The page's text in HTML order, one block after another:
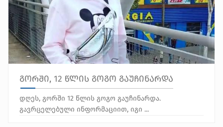
გორში, 12 წლის გოგო გაუჩინარდა
დღეს, გორში 12 წლის გოგო გაუჩინარდა.
გავრცელებული ინფორმაციით, იგი ...